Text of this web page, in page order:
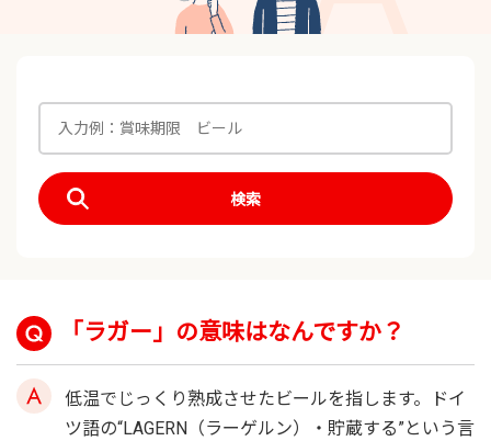
検索
「ラガー」の意味はなんですか？
低温でじっくり熟成させたビールを指します。ドイ
ツ語の“LAGERN（ラーゲルン）・貯蔵する”という言